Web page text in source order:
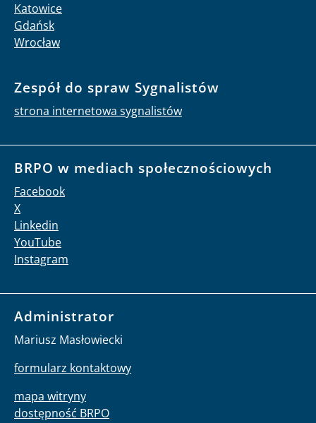
Katowice
Gdańsk
Wrocław
Zespół do spraw Sygnalistów
strona internetowa sygnalistów
BRPO w mediach społecznościowych
Facebook
X
Linkedin
YouTube
Instagram
Administrator
Mariusz Masłowiecki
formularz kontaktowy
mapa witryny
dostępność BRPO